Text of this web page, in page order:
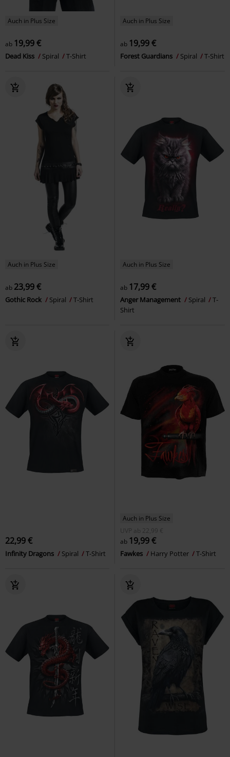
Auch in Plus Size
ab 19,99 €
Dead Kiss Spiral T-Shirt
Auch in Plus Size
ab 19,99 €
Forest Guardians Spiral T-Shirt
Auch in Plus Size
ab 23,99 €
Gothic Rock Spiral T-Shirt
Auch in Plus Size
ab 17,99 €
Anger Management Spiral
T-
Shirt
22,99 €
Infinity Dragons Spiral T-Shirt
Auch in Plus Size
UVP
ab 22,99 €
ab 19,99 €
Fawkes Harry Potter T-Shirt